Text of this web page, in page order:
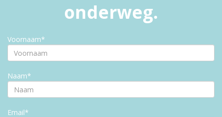
onderweg.
Voornaam*
Naam*
Email*